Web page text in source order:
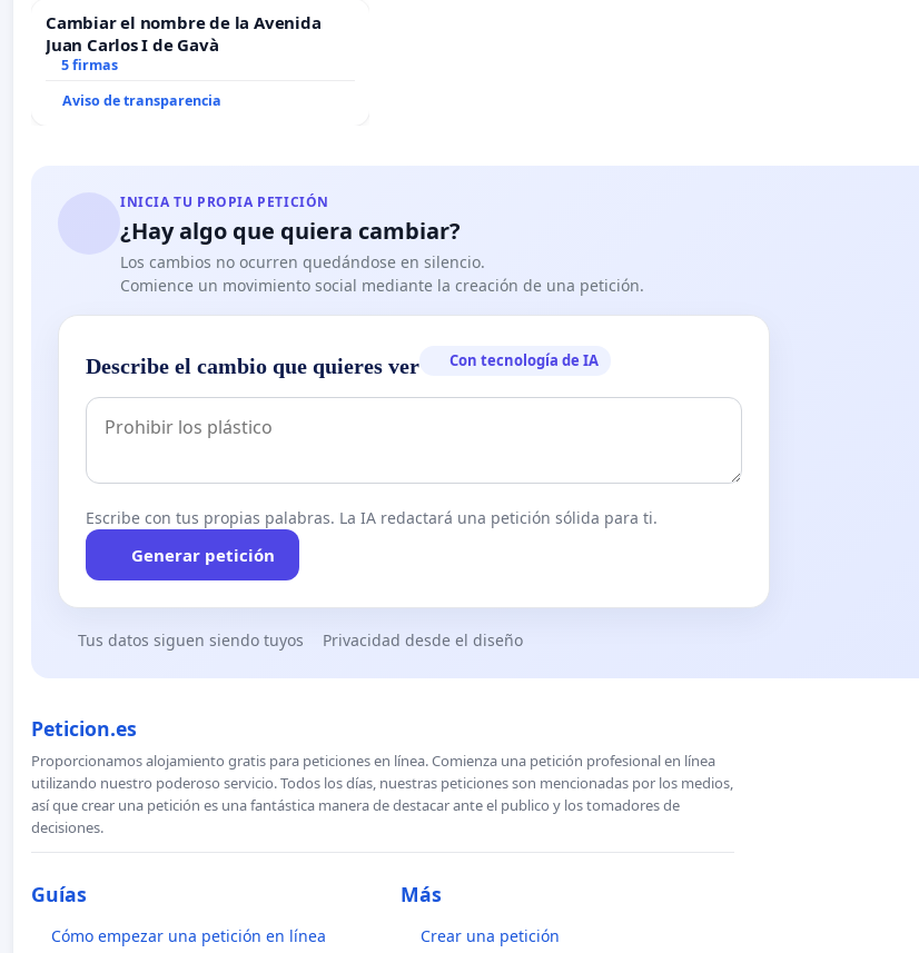
Cambiar el nombre de la Avenida
Juan Carlos I de Gavà
5 firmas
Aviso de transparencia
INICIA TU PROPIA PETICIÓN
¿Hay algo que quiera cambiar?
Los cambios no ocurren quedándose en silencio.
Comience un movimiento social mediante la creación de una petición.
Describe el cambio que quieres ver Con tecnología de IA
Escribe con tus propias palabras. La IA redactará una petición sólida para ti.
Generar petición
Tus datos siguen siendo tuyos Privacidad desde el diseño
Peticion.es
Proporcionamos alojamiento gratis para peticiones en línea. Comienza una petición profesional en línea
utilizando nuestro poderoso servicio. Todos los días, nuestras peticiones son mencionadas por los medios,
así que crear una petición es una fantástica manera de destacar ante el publico y los tomadores de
decisiones.
Guías
Cómo empezar una petición en línea
Más
Crear una petición